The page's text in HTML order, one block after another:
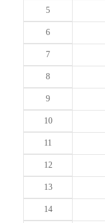
5
6
7
8
9
10
11
12
13
14